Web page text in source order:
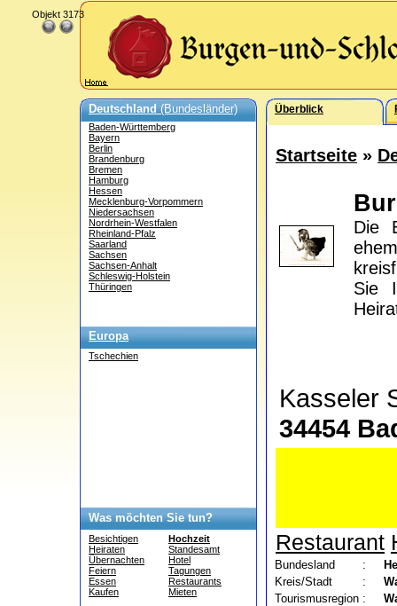
Deutschland(Bundesländer)
Baden-Württemberg
Bayern
Berlin
Brandenburg
Bremen
Hamburg
Hessen
Mecklenburg-Vorpommern
Niedersachsen
Nordrhein-Westfalen
Rheinland-Pfalz
Saarland
Sachsen
Sachsen-Anhalt
Schleswig-Holstein
Thüringen
Europa
Tschechien
Was möchten Sie tun?
Besichtigen
Heiraten
Übernachten
Feiern
Essen
Kaufen
Hochzeit
Standesamt
Hotel
Tagungen
Restaurants
Mieten
Überblick
Startseite »
Die
Sie
Kasseler
34454
Restaurant
Bundesland :
Kreis/Stadt
:
Tourismusregion :
Objekt 3173